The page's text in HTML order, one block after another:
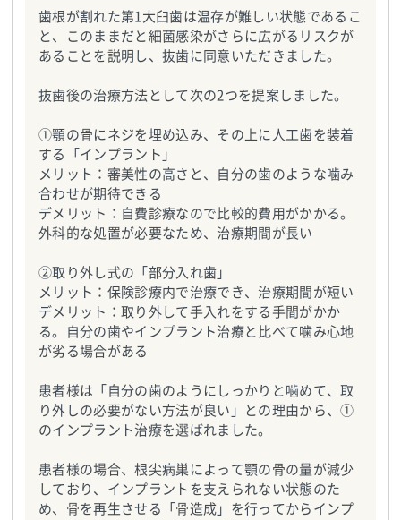
歯根が割れた第1大臼歯は温存が難しい状態であるこ
と、このままだと細菌感染がさらに広がるリスクが
あることを説明し、抜歯に同意いただきました。
抜歯後の治療方法として次の2つを提案しました。
①顎の骨にネジを埋め込み、その上に人工歯を装着
する「インプラント」
メリット：審美性の高さと、自分の歯のような噛み
合わせが期待できる
デメリット：自費診療なので比較的費用がかかる。
外科的な処置が必要なため、治療期間が長い
②取り外し式の「部分入れ歯」
メリット：保険診療内で治療でき、治療期間が短い
デメリット：取り外して手入れをする手間がかか
る。自分の歯やインプラント治療と比べて噛み心地
が劣る場合がある
患者様は「自分の歯のようにしっかりと噛めて、取
り外しの必要がない方法が良い」との理由から、①
のインプラント治療を選ばれました。
患者様の場合、根尖病巣によって顎の骨の量が減少
しており、インプラントを支えられない状態のた
め、骨を再生させる「骨造成」を行ってからインプ